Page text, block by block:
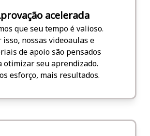
acelerada
que seu tempo é valioso.
isso, nossas videoaulas e
de apoio são pensados
otimizar seu aprendizado.
esforço, mais resultados.